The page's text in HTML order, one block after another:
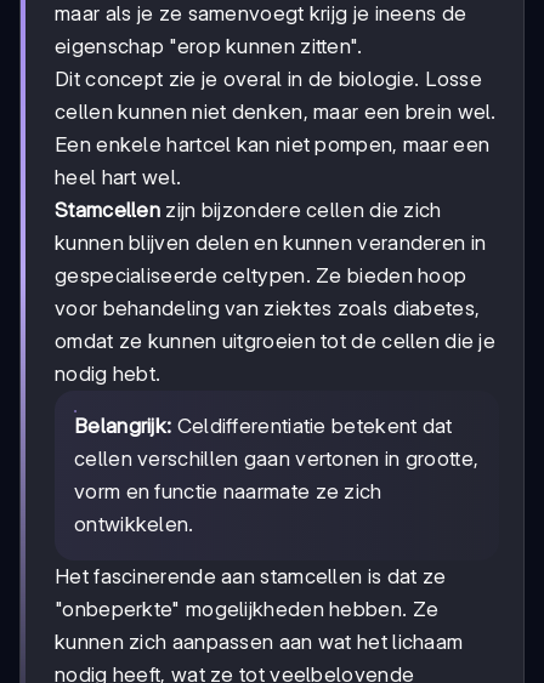
maar als je ze samenvoegt krijg je ineens de
eigenschap "erop kunnen zitten".
Dit concept zie je overal in de biologie. Losse
cellen kunnen niet denken, maar een brein wel.
Een enkele hartcel kan niet pompen, maar een
heel hart wel.
Stamcellen zijn bijzondere cellen die zich
kunnen blijven delen en kunnen veranderen in
gespecialiseerde celtypen. Ze bieden hoop
voor behandeling van ziektes zoals diabetes,
omdat ze kunnen uitgroeien tot de cellen die je
nodig hebt.
Belangrijk: Celdifferentiatie betekent dat
cellen verschillen gaan vertonen in grootte,
vorm en functie naarmate ze zich
ontwikkelen.
Het fascinerende aan stamcellen is dat ze
"onbeperkte" mogelijkheden hebben. Ze
kunnen zich aanpassen aan wat het lichaam
nodig heeft, wat ze tot veelbelovende